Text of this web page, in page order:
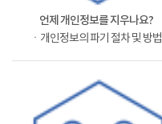
언제 개인정보를 지우나요?
ㆍ개인정보의 파기 절차 및 방법